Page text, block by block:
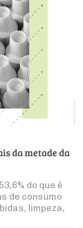
da metade da
do que é
de consumo
limpeza,